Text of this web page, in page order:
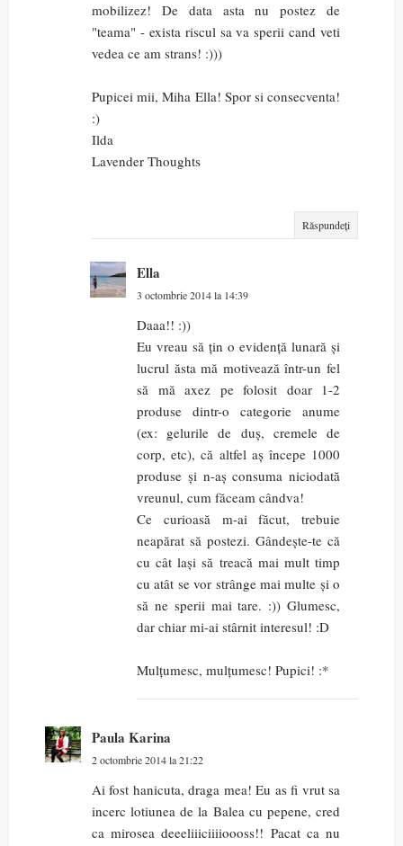
mobilizez! De data asta nu postez de
"teama" - exista riscul sa va sperii cand veti
vedea ce am strans! :)))
Pupicei mii, Miha Ella! Spor si consecventa!
:)
Ilda
Lavender Thoughts
Răspundeți
Ella
3 octombrie 2014 la 14:39
Daaa!! :))
Eu vreau să țin o evidență lunară și
lucrul ăsta mă motivează într-un fel
să mă axez pe folosit doar 1-2
produse dintr-o categorie anume
(ex: gelurile de duș, cremele de
corp, etc), că altfel aș începe 1000
produse și n-aș consuma niciodată
vreunul, cum făceam cândva!
Ce curioasă m-ai făcut, trebuie
neapărat să postezi. Gândește-te că
cu cât lași să treacă mai mult timp
cu atât se vor strânge mai multe și o
să ne sperii mai tare. :)) Glumesc,
dar chiar mi-ai stârnit interesul! :D
Mulțumesc, mulțumesc! Pupici! :*
Paula Karina
2 octombrie 2014 la 21:22
Ai fost hanicuta, draga mea! Eu as fi vrut sa
incerc lotiunea de la Balea cu pepene, cred
ca mirosea deeeliiiciiiioooss!! Pacat ca nu